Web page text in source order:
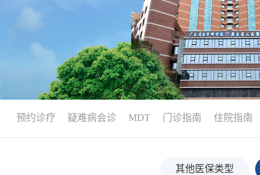
预约诊疗 疑难病会诊 MDT 门诊指南 住院指南
其他医保类型